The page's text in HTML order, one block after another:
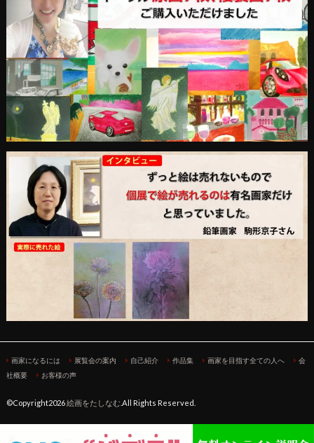
画家になるには 展覧会の案内 自己紹介 作品集 画家を目指す全ての人へ
会
社概要
お客様の声
©Copyright2026絵画をたしなむ.All Rights Reserved.